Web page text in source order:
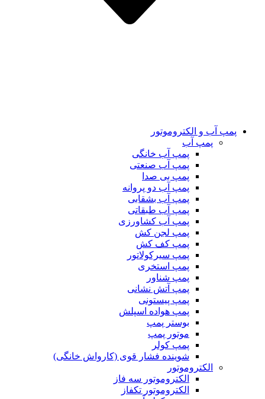
پمپ آب و الکتروموتور
پمپ آب
پمپ آب خانگی
پمپ آب صنعتی
پمپ بی صدا
پمپ آب دو پروانه
پمپ آب بشقابی
پمپ آب طبقاتی
پمپ آب کشاورزی
پمپ لجن کش
پمپ کف کش
پمپ سیرکولاتور
پمپ استخری
پمپ شناور
پمپ آتش نشانی
پمپ پیستونی
پمپ هواده اسپلش
بوستر پمپ
موتور پمپ
پمپ کولر
شوینده فشار قوی (کارواش خانگی)
الکتروموتور
الکتروموتور سه فاز
الکتروموتور تکفاز